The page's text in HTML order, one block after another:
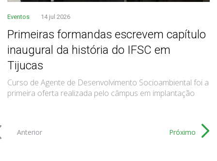
Eventos 14 jul 2026
Primeiras formandas escrevem capítulo
inaugural da história do IFSC em
Tijucas
Curso de Agente de Desenvolvimento Socioambiental foi a
primeira oferta realizada pelo câmpus em implantação
Anterior Próximo